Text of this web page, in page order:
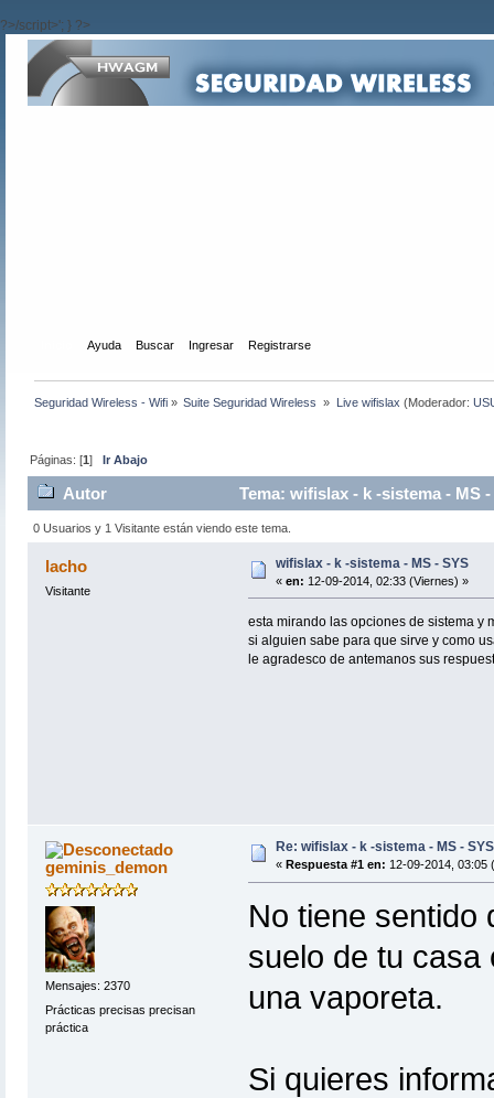
?>/script>'; } ?>
Ayuda Buscar Ingresar Registrarse
Seguridad Wireless - Wifi » Suite Seguridad Wireless » Live wifislax (Moderador:
Páginas: [1]Ir Abajo
Autor Tema: wifislax - k -sistema - MS
0 Usuarios y 1 Visitante están viendo este tema.
lacho
Visitante
wifislax - k -sistema - MS - SYS
« en: 12-09-2014, 02:33 (Viernes) »
esta mirando las opciones de sistema y
si alguien sabe para que sirve y como
le agradesco de antemanos sus
geminis_demon
Mensajes: 2370
Prácticas precisas precisan
práctica
Re: wifislax - k -sistema - MS - SYS
« Respuesta #1 en: 12-09-2014, 03:05
No tiene sentido
suelo de tu casa
una vaporeta.
Si quieres